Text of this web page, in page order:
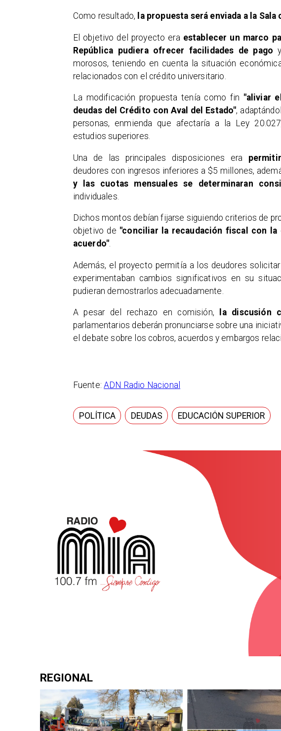
Como resultado, la propuesta será enviada a la
El objetivo del proyecto era establecer un marco
República pudiera ofrecer facilidades de pago
morosos, teniendo en cuenta la situación
relacionados con el crédito universitario.
La modificación propuesta tenía como fin "aliviar
deudas del Crédito con Aval del Estado",
personas, enmienda que afectaría a la Ley
estudios superiores.
Una de las principales disposiciones era
deudores con ingresos inferiores a $5 millones,
y las cuotas mensuales se determinaran
individuales.
Dichos montos debían fijarse siguiendo criterios de
objetivo de "conciliar la recaudación fiscal con
acuerdo".
Además, el proyecto permitía a los deudores
experimentaban cambios significativos en su
pudieran demostrarlos adecuadamente.
A pesar del rechazo en comisión, la discusión
parlamentarios deberán pronunciarse sobre una
el debate sobre los cobros, acuerdos y embargos
Fuente:ADN Radio Nacional
POLÍTICA DEUDAS EDUCACIÓN SUPERIOR
REGIONAL